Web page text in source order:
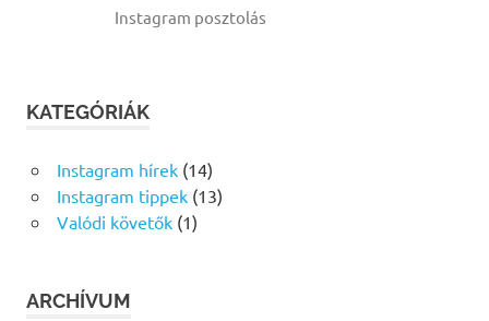
Instagram posztolás
KATEGÓRIÁK
Instagram hírek(14)
Instagram tippek(13)
Valódi követők(1)
ARCHÍVUM